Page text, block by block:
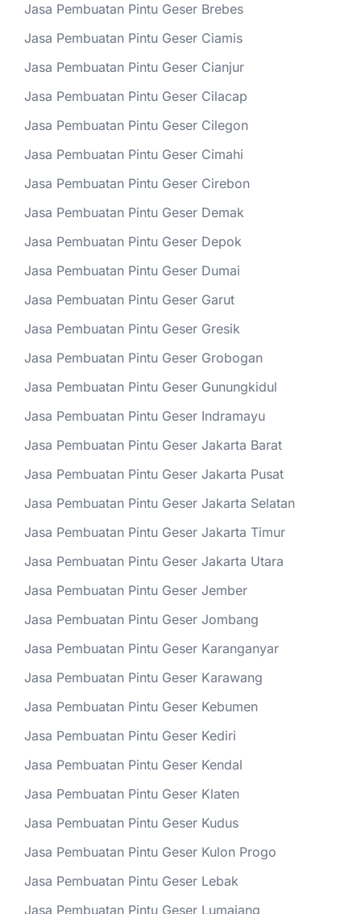
Jasa Pembuatan Pintu Geser Brebes
Jasa Pembuatan Pintu Geser Ciamis
Jasa Pembuatan Pintu Geser Cianjur
Jasa Pembuatan Pintu Geser Cilacap
Jasa Pembuatan Pintu Geser Cilegon
Jasa Pembuatan Pintu Geser Cimahi
Jasa Pembuatan Pintu Geser Cirebon
Jasa Pembuatan Pintu Geser Demak
Jasa Pembuatan Pintu Geser Depok
Jasa Pembuatan Pintu Geser Dumai
Jasa Pembuatan Pintu Geser Garut
Jasa Pembuatan Pintu Geser Gresik
Jasa Pembuatan Pintu Geser Grobogan
Jasa Pembuatan Pintu Geser Gunungkidul
Jasa Pembuatan Pintu Geser Indramayu
Jasa Pembuatan Pintu Geser Jakarta Barat
Jasa Pembuatan Pintu Geser Jakarta Pusat
Jasa Pembuatan Pintu Geser Jakarta Selatan
Jasa Pembuatan Pintu Geser Jakarta Timur
Jasa Pembuatan Pintu Geser Jakarta Utara
Jasa Pembuatan Pintu Geser Jember
Jasa Pembuatan Pintu Geser Jombang
Jasa Pembuatan Pintu Geser Karanganyar
Jasa Pembuatan Pintu Geser Karawang
Jasa Pembuatan Pintu Geser Kebumen
Jasa Pembuatan Pintu Geser Kediri
Jasa Pembuatan Pintu Geser Kendal
Jasa Pembuatan Pintu Geser Klaten
Jasa Pembuatan Pintu Geser Kudus
Jasa Pembuatan Pintu Geser Kulon Progo
Jasa Pembuatan Pintu Geser Lebak
Jasa Pembuatan Pintu Geser Lumajang